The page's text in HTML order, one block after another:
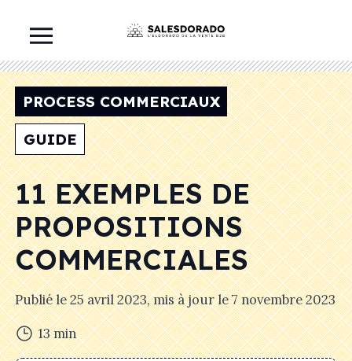
PROCESS COMMERCIAUX
GUIDE
11 EXEMPLES DE
PROPOSITIONS
COMMERCIALES
Publié le25 avril 2023, mis à jour le7 novembre 2023
13 min